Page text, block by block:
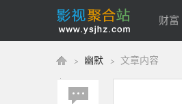
财富
幽默 文章内容